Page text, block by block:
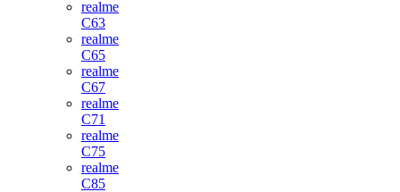
realme
C63
realme
C65
realme
C67
realme
C71
realme
C75
realme
C85